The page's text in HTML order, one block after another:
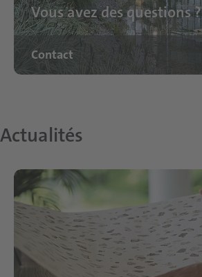
Vous avez des questions ?
Contact
Actualités